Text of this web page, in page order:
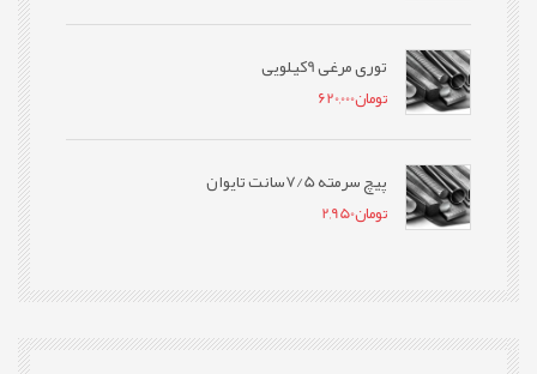
توری مرغی 9کیلویی
تومان620,000
پیچ سرمته 7/5سانت تایوان
تومان2,950